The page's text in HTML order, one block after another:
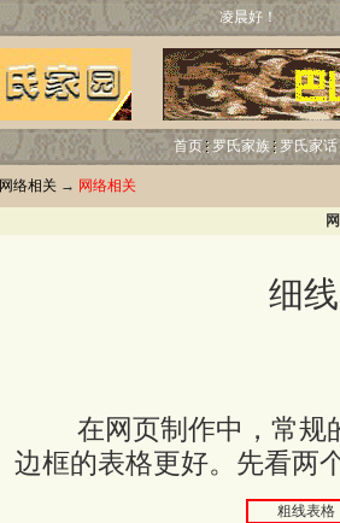
凌晨好！
首页 罗氏家族 罗氏家话
网络相关 → 网络相关
细
在网页制作中，常规的
边框的表格更好。先看两
粗线表格